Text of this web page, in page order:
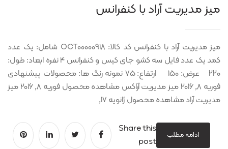
میز مدیریت آراد با کنفرانس
میز مدیریت آراد با کنفرانس کد کالا: OCT00000918 شامل: یک عدد
کمد یک عدد فایل سه کشو جای کیس و کنفرانس 4 نفره ابعاد: طول:
۲۲۰ عرض: ۱۵۰ ارتفاع: ۷۵ نمونه رنگ ها: محصولات پیشنهادی
فوریه 8, 2016 میز مدیریت آراکس مشاهده محصول فوریه 8, 2016 میز
مدیریت آراد مشاهده محصول ژانویه 17,
ادامه مطلب
Share this
post